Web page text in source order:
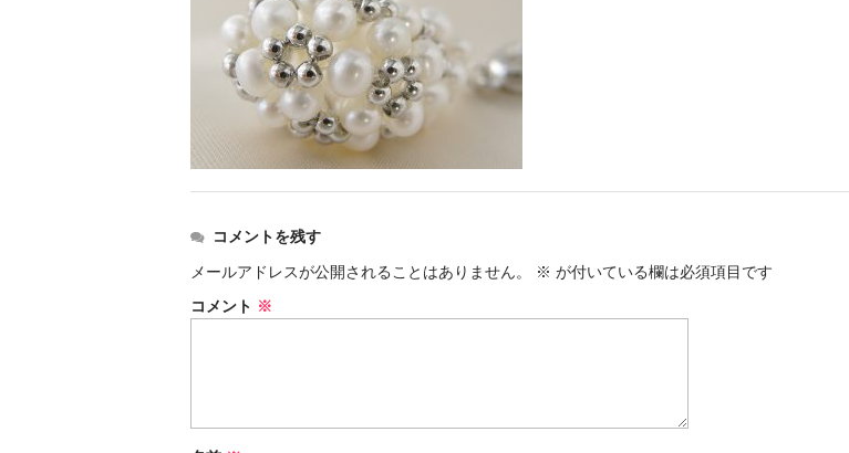
コメントを残す
メールアドレスが公開されることはありません。
※ が付いている欄は必須項目です
コメント ※